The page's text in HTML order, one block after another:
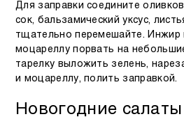
Для заправки соедините
сок, бальзамический уксус,
тщательно перемешайте. Инжир
моцареллу порвать на
тарелку выложить зелень,
и моцареллу, полить заправкой.
Новогодние салаты